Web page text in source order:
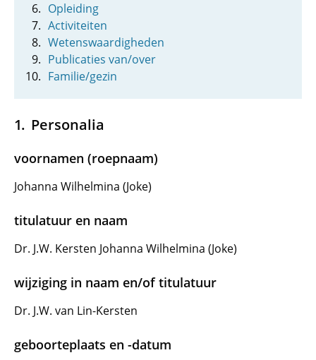
Opleiding
Activiteiten
Wetenswaardigheden
Publicaties van/over
Familie/gezin
Personalia
voornamen (roepnaam)
Johanna Wilhelmina (Joke)
titulatuur en naam
Dr. J.W. Kersten Johanna Wilhelmina (Joke)
wijziging in naam en/of titulatuur
Dr. J.W. van Lin-Kersten
geboorteplaats en -datum